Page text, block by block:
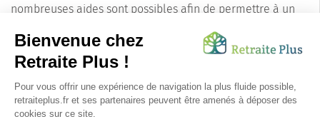
nombreuses aides sont possibles afin de permettre à un
résidence service dans les alpes maritimes, de son choix.
La tarification des EHPAD dans
les alpes maritimes